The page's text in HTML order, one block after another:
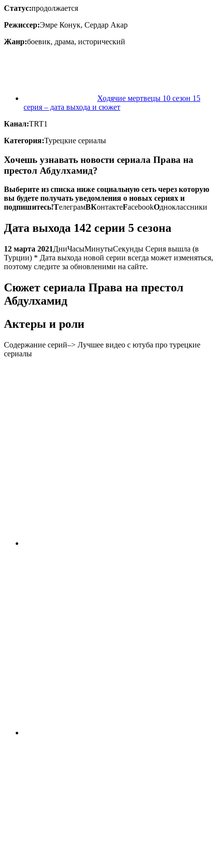
Статус:продолжается
Режиссер:Эмре Конук, Сердар Акар
Жанр:боевик, драма, исторический
Ходячие мертвецы 10 сезон 15
серия – дата выхода и сюжет
Канал:TRT1
Категория:Турецкие сериалы
Хочешь узнавать новости сериала Права на
престол Абдулхамид?
Выберите из списка ниже социальную сеть через которую
вы будете получать уведомления о новых сериях и
подпишитесь!ТелеграмВКонтактеFacebookОдноклассники
Дата выхода 142 серии 5 сезона
12 марта 2021ДниЧасыМинутыСекунды Серия вышла (в
Турции) * Дата выхода новой серии всегда может изменяться,
поэтому следите за обновленими на сайте.
Сюжет сериала Права на престол
Абдулхамид
Актеры и роли
Содержание серий–> Лучшее видео с ютуба про турецкие
сериалы